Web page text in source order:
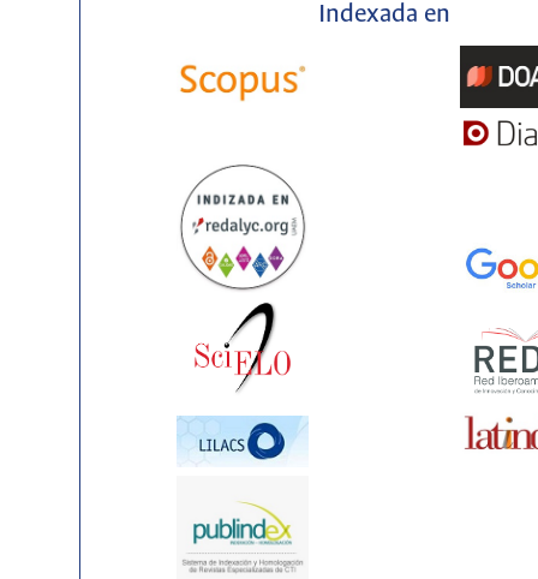
Indexada en